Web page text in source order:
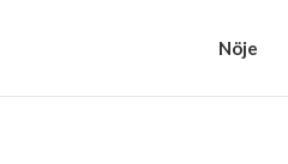
Nöje